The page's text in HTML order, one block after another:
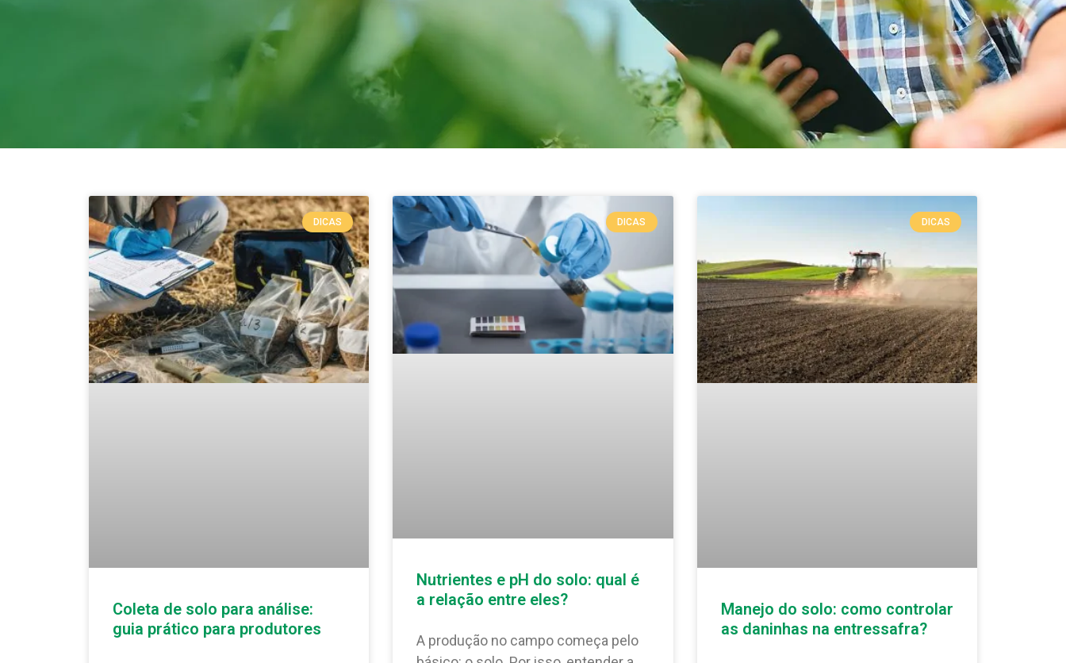
DICAS
Coleta de solo para análise:
guia prático para produtores
DICAS
Nutrientes e pH do solo: qual é
a relação entre eles?
A produção no campo começa pelo
DICAS
Manejo do solo: como controlar
as daninhas na entressafra?